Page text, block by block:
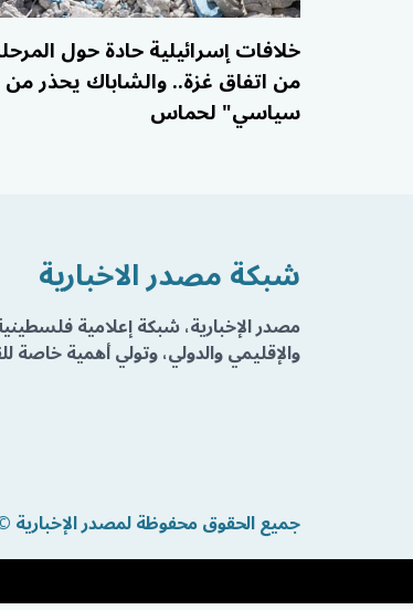
خلافات إسرائيلية حادة حول
من اتفاق غزة.. والشاباك يحذر من
سياسي" لحماس
شبكة مصدر الاخبارية
مصدر الإخبارية، شبكة إعلامية
والإقليمي والدولي، وتولي أهمية خاصة
جميع الحقوق محفوظة لمصدر الإخبارية ©